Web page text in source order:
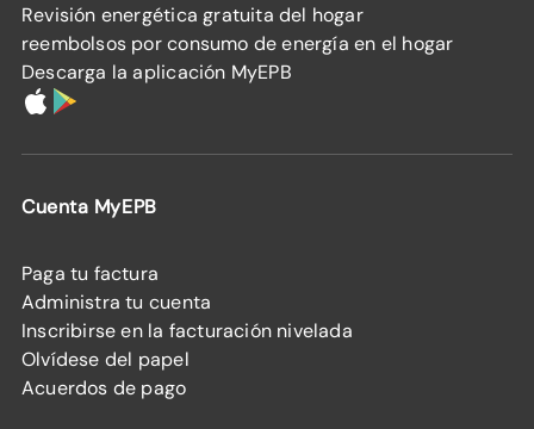
Revisión energética gratuita del hogar
reembolsos por consumo de energía en el hogar
Descarga la aplicación MyEPB
Cuenta MyEPB
Paga tu factura
Administra tu cuenta
Inscribirse en la facturación nivelada
Olvídese del papel
Acuerdos de pago